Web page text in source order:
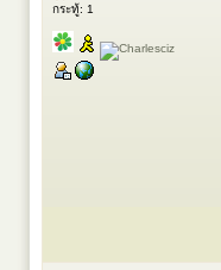
กระทู้: 1